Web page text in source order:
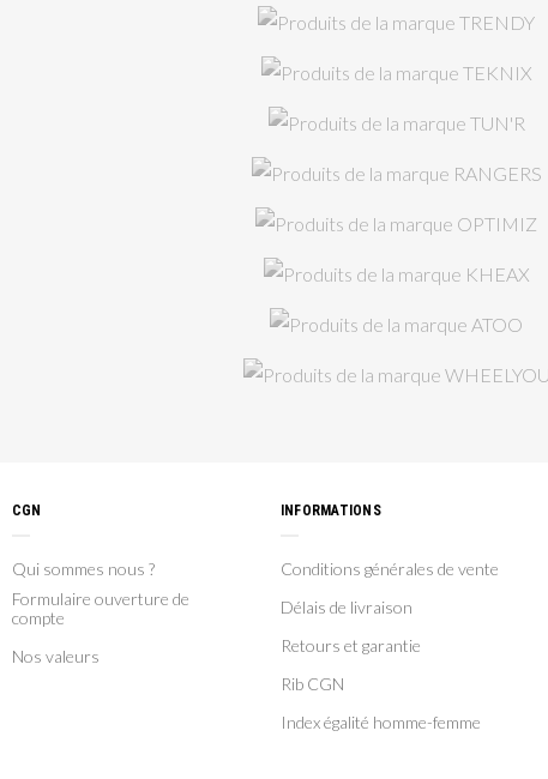
CGN
Qui sommes nous ?
Formulaire ouverture de
compte
Nos valeurs
INFORMATIONS
Conditions générales de vente
Délais de livraison
Retours et garantie
Rib CGN
Index égalité homme-femme